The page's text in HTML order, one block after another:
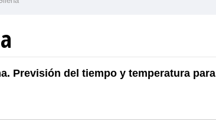
Previsión del tiempo y temperatura para